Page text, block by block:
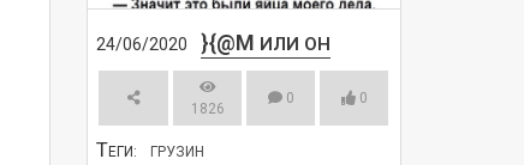
24/06/2020 }{@M ИЛИ ОН
1826
0 0
ТЕГИ: ГРУЗИН